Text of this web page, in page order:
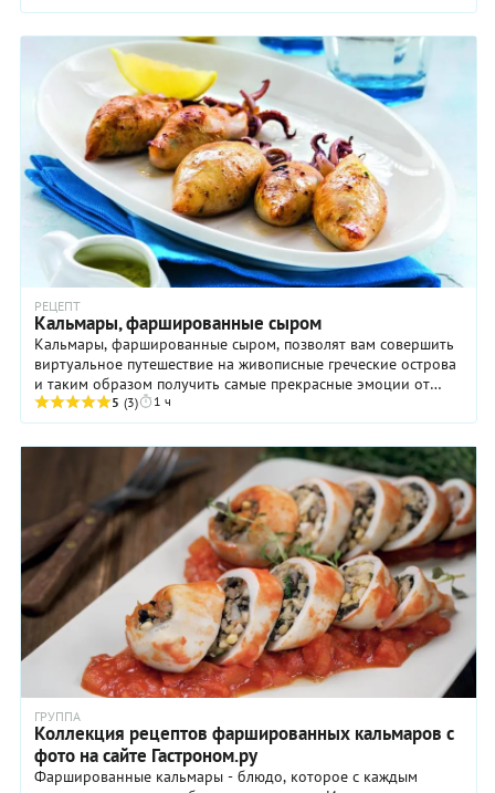
РЕЦЕПТ
Кальмары, фаршированные сыром
Кальмары, фаршированные сыром, позволят вам совершить
виртуальное путешествие на живописные греческие острова
и таким образом получить самые прекрасные эмоции от
дивной природы и великолепной кухни, ...
5 (3) 1 ч
ГРУППА
Коллекция рецептов фаршированных кальмаров с
фото на сайте Гастроном.ру
Фаршированные кальмары - блюдо, которое с каждым